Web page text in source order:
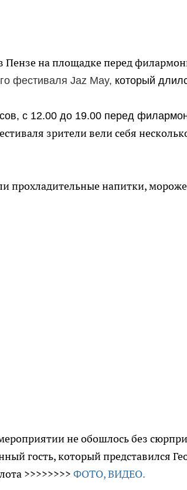
Пензе на площадке перед
фестиваля Jaz May, который
с 12.00 до 19.00 перед
зрители вели себя
прохладительные напитки,
не обошлось без
гость, который представился
>>>>>>>> ФОТО, ВИДЕО.